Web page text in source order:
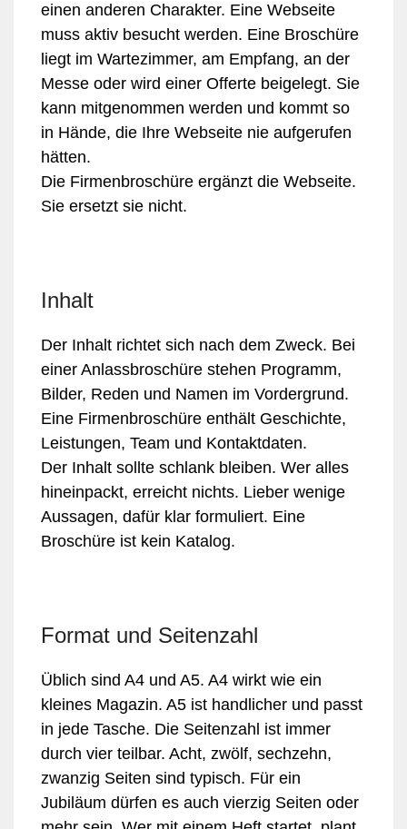
einen anderen Charakter. Eine Webseite
muss aktiv besucht werden. Eine Broschüre
liegt im Wartezimmer, am Empfang, an der
Messe oder wird einer Offerte beigelegt. Sie
kann mitgenommen werden und kommt so
in Hände, die Ihre Webseite nie aufgerufen
hätten.
Die Firmenbroschüre ergänzt die Webseite.
Sie ersetzt sie nicht.
Inhalt
Der Inhalt richtet sich nach dem Zweck. Bei
einer Anlassbroschüre stehen Programm,
Bilder, Reden und Namen im Vordergrund.
Eine Firmenbroschüre enthält Geschichte,
Leistungen, Team und Kontaktdaten.
Der Inhalt sollte schlank bleiben. Wer alles
hineinpackt, erreicht nichts. Lieber wenige
Aussagen, dafür klar formuliert. Eine
Broschüre ist kein Katalog.
Format und Seitenzahl
Üblich sind A4 und A5. A4 wirkt wie ein
kleines Magazin. A5 ist handlicher und passt
in jede Tasche. Die Seitenzahl ist immer
durch vier teilbar. Acht, zwölf, sechzehn,
zwanzig Seiten sind typisch. Für ein
Jubiläum dürfen es auch vierzig Seiten oder